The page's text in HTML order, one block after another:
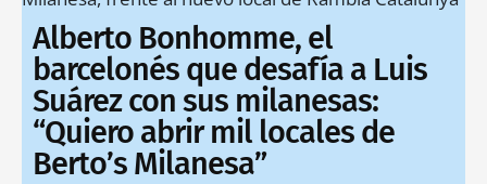
Alberto Bonhomme, el
barcelonés que desafía a Luis
Suárez con sus milanesas:
“Quiero abrir mil locales de
Berto’s Milanesa”